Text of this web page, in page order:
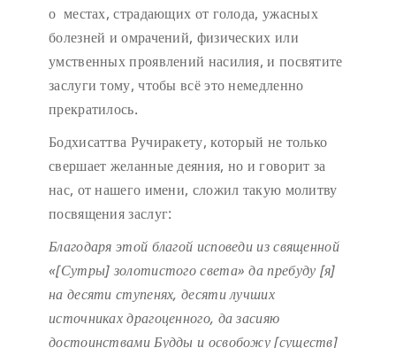
о местах, страдающих от голода, ужасных
болезней и омрачений, физических или
умственных проявлений насилия, и посвятите
заслуги тому, чтобы всё это немедленно
прекратилось.
Бодхисаттва Ручиракету, который не только
свершает желанные деяния, но и говорит за
нас, от нашего имени, сложил такую молитву
посвящения заслуг:
Благодаря этой благой исповедииз священной
«[Сутры] золотистого света» да пребуду [я]
на десяти ступенях, десяти лучших
источниках драгоценного, да засияю
достоинствами Будды и освобожу [существ]